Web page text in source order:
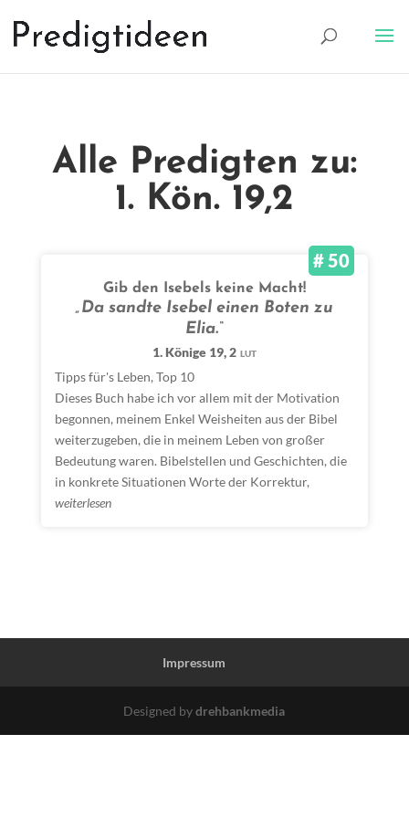
Alle Predigten zu:
1. Kön. 19,2
# 50
Gib den Isebels keine Macht!
„Da sandte Isebel einen Boten zu
Elia.“
1. Könige 19, 2 LUT
Tipps für's Leben, Top 10
Dieses Buch habe ich vor allem mit der Motivation
begonnen, meinem Enkel Weisheiten aus der Bibel
weiterzugeben, die in meinem Leben von großer
Bedeutung waren. Bibelstellen und Geschichten, die
in konkrete Situationen Worte der Korrektur,
weiterlesen
Impressum
Designed bydrehbankmedia